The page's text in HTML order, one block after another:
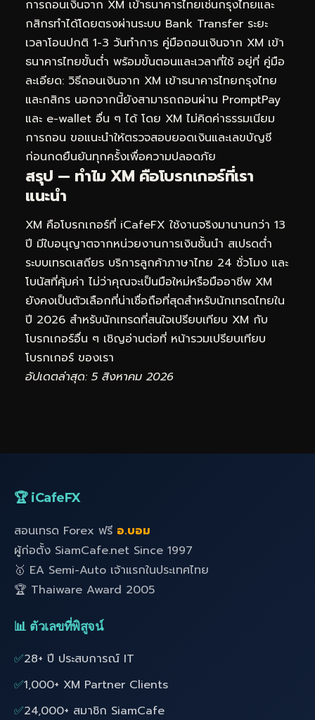
การถอนเงินจาก XM เข้าธนาคารไทยเช่นกรุงไทยและ
กสิกรทำได้โดยตรงผ่านระบบ Bank Transfer ระยะ
เวลาโอนปกติ 1-3 วันทำการ คู่มือถอนเงินจาก XM เข้า
ธนาคารไทยขั้นต่ำ พร้อมขั้นตอนและเวลาที่ใช้ อยู่ที่ คู่มือ
ละเอียด: วิธีถอนเงินจาก XM เข้าธนาคารไทยกรุงไทย
และกสิกร นอกจากนี้ยังสามารถถอนผ่าน PromptPay
และ e-wallet อื่น ๆ ได้ โดย XM ไม่คิดค่าธรรมเนียม
การถอน ขอแนะนำให้ตรวจสอบยอดเงินและเลขบัญชี
ก่อนกดยืนยันทุกครั้งเพื่อความปลอดภัย
สรุป — ทำไม XM คือโบรกเกอร์ที่เรา
แนะนำ
XM คือโบรกเกอร์ที่ iCafeFX ใช้งานจริงมานานกว่า 13
ปี มีใบอนุญาตจากหน่วยงานการเงินชั้นนำ สเปรดต่ำ
ระบบเทรดเสถียร บริการลูกค้าภาษาไทย 24 ชั่วโมง และ
โบนัสที่คุ้มค่า ไม่ว่าคุณจะเป็นมือใหม่หรือมืออาชีพ XM
ยังคงเป็นตัวเลือกที่น่าเชื่อถือที่สุดสำหรับนักเทรดไทยใน
ปี 2026 สำหรับนักเทรดที่สนใจเปรียบเทียบ XM กับ
โบรกเกอร์อื่น ๆ เชิญอ่านต่อที่ หน้ารวมเปรียบเทียบ
โบรกเกอร์ ของเรา
อัปเดตล่าสุด: 5 สิงหาคม 2026
🏆 iCafeFX
สอนเทรด Forex ฟรี อ.บอม
ผู้ก่อตั้ง SiamCafe.net Since 1997
🥇 EA Semi-Auto เจ้าแรกในประเทศไทย
🏆 Thaiware Award 2005
📊 ตัวเลขที่พิสูจน์
✅28+ ปี ประสบการณ์ IT
✅1,000+ XM Partner Clients
✅24,000+ สมาชิก SiamCafe